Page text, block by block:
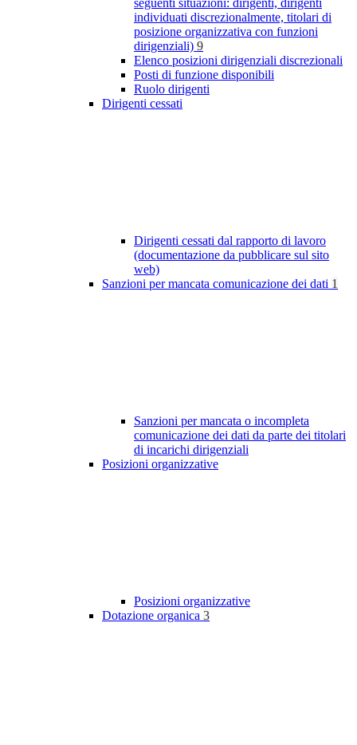
seguenti situazioni: dirigenti, dirigenti
individuati discrezionalmente, titolari di
posizione organizzativa con funzioni
dirigenziali) 9
Elenco posizioni dirigenziali discrezionali
Posti di funzione disponibili
Ruolo dirigenti
Dirigenti cessati
Dirigenti cessati dal rapporto di lavoro
(documentazione da pubblicare sul sito
web)
Sanzioni per mancata comunicazione dei dati 1
Sanzioni per mancata o incompleta
comunicazione dei dati da parte dei titolari
di incarichi dirigenziali
Posizioni organizzative
Posizioni organizzative
Dotazione organica 3